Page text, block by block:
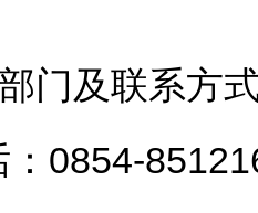
及联系方
0854-